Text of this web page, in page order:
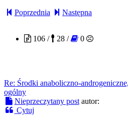
Poprzednia
Następna
106 /
28 / 0
Re: Środki anaboliczno-
ogólny
Nieprzeczytany post autor:
Cytuj